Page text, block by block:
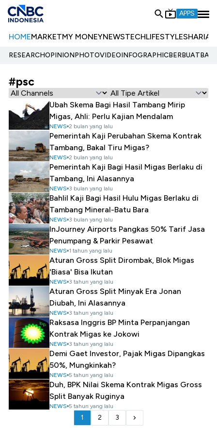
APPS
HOMEMARKETMY MONEYNEWSTECHLIFESTYLESHARIA
RESEARCHOPINIONPHOTOVIDEOINFOGRAPHIC
#psc
Ubah Skema Bagi Hasil Tambang Mirip
Migas, Ahli: Perlu Kajian Mendalam
NEWS 2 bulan yang lalu
Pemerintah Kaji Perubahan Skema Kontrak
Tambang, Bakal Tiru Migas?
NEWS 2 bulan yang lalu
Pemerintah Kaji Bagi Hasil Migas Berlaku di
Tambang, Ini Alasannya
NEWS 3 bulan yang lalu
Bahlil Kaji Bagi Hasil Hulu Migas Berlaku di
Tambang Mineral-Batu Bara
NEWS 3 bulan yang lalu
InJourney Airports Pangkas 50% Tarif Jasa
Penumpang & Parkir Pesawat
NEWS 1 tahun yang lalu
Aturan Gross Split Dirombak, Blok Migas
'Biasa' Bisa Ikutan
NEWS 3 tahun yang lalu
Aturan Gross Split Minyak Era Jonan
Diubah, Ini Alasannya
NEWS 3 tahun yang lalu
Raksasa Inggris BP Minta Perpanjangan
Kontrak Migas ke Jokowi
NEWS 3 tahun yang lalu
Demi Gaet Investor, Pajak Migas Dipangkas
50%, Mungkinkah?
NEWS 5 tahun yang lalu
Duh, BPK Nilai Skema Kontrak Migas Gross
Split Banyak Ruginya
NEWS 5 tahun yang lalu
1 2 3